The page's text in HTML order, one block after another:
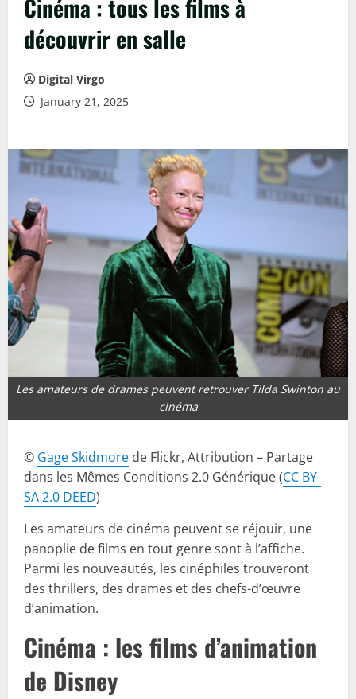
Cinéma : tous les films à
découvrir en salle
Digital Virgo
January 21, 2025
Les amateurs de drames peuvent retrouver Tilda Swinton au
cinéma
© Gage Skidmore de Flickr, Attribution – Partage
dans les Mêmes Conditions 2.0 Générique (CC BY-
SA 2.0 DEED)
Les amateurs de cinéma peuvent se réjouir, une
panoplie de films en tout genre sont à l’affiche.
Parmi les nouveautés, les cinéphiles trouveront
des thrillers, des drames et des chefs-d’œuvre
d’animation.
Cinéma : les films d’animation
de Disney